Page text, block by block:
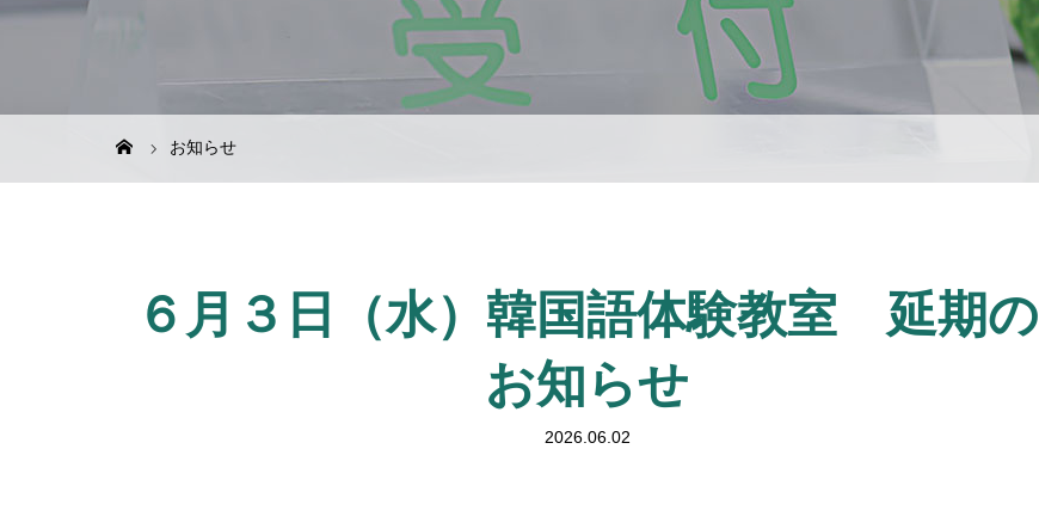
お知らせ
６月３日（水）韓国語体験教室 延期の
お知らせ
2026.06.02